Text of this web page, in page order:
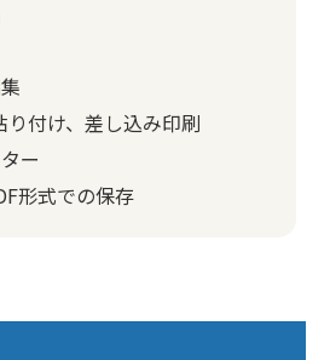
付け、差し込み印刷
ー
形式での保存